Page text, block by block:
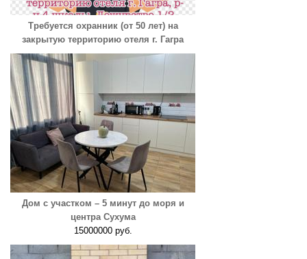
Требуется охранник (от 50 лет) на
закрытую территорию отеля г. Гагра
Дом с участком – 5 минут до моря и
центра Сухума
15000000 руб.